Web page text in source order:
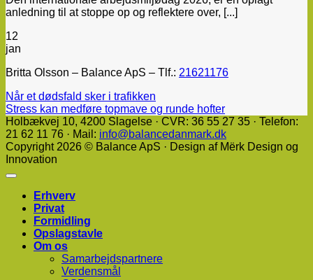
anledning til at stoppe op og reflektere over, [...]
12
jan
Britta Olsson – Balance ApS – Tlf.: 21621176
Når et dødsfald sker i trafikken
Stress kan medføre topmave og runde hofter
Holbækvej 10, ​4200 Slagelse · CVR: 36 55 27 35 · Telefon:
21 62 11 76 · Mail: info@balancedanmark.dk
Copyright 2026 © Balance ApS · Design af Mërk Design og
Innovation
Erhverv
Privat
Formidling
Opslagstavle
Om os
Samarbejdspartnere
Verdensmål